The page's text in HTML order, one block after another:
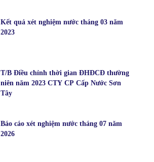
Kết quả xét nghiệm nước tháng 03 năm
2023
T/B Điều chỉnh thời gian ĐHĐCĐ thường
niên năm 2023 CTY CP Cấp Nước Sơn
Tây
Báo cáo xét nghiệm nước tháng 07 năm
2026